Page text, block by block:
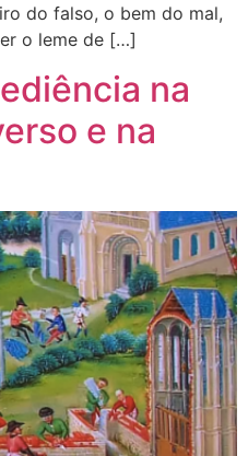
do falso, o bem do mal,
o leme de […]
na
e na